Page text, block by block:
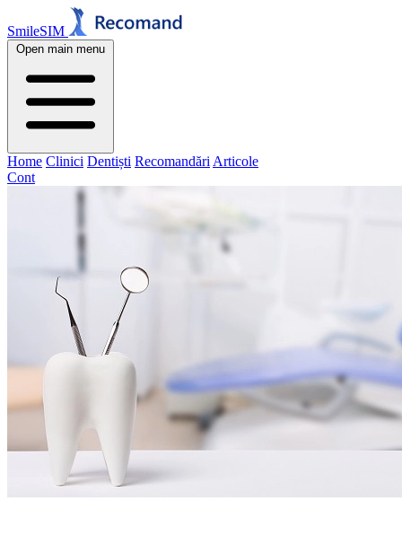
SmileSIM
Open main menu
Home Clinici Dentiști Recomandări Articole
Cont